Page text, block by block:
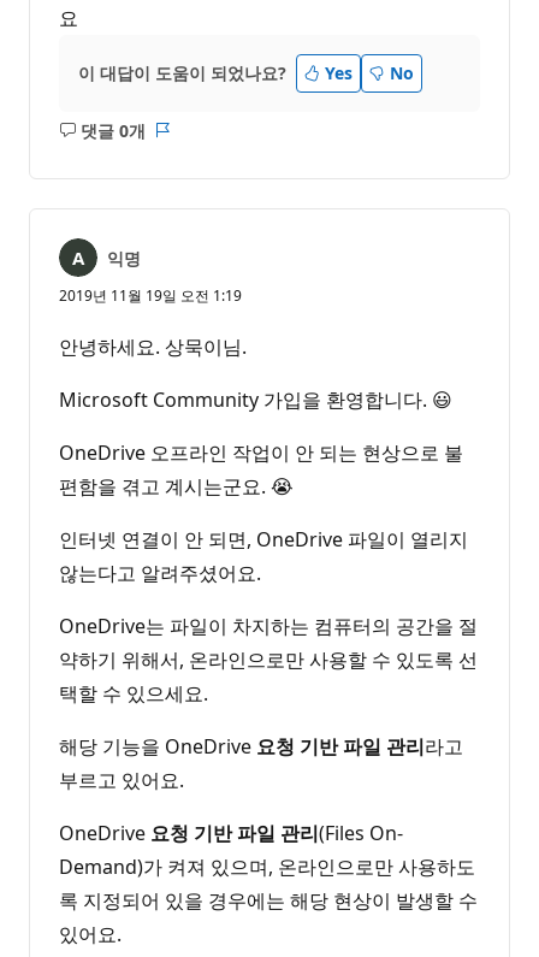
요
이 대답이 도움이 되었나요? Yes No
댓글 0개
설
음
익명
2019년 11월 19일 오전 1:19
안녕하세요. 상묵이님.
Microsoft Community 가입을 환영합니다. 😃
OneDrive 오프라인 작업이 안 되는 현상으로 불
편함을 겪고 계시는군요. 😭
인터넷 연결이 안 되면, OneDrive 파일이 열리지
않는다고 알려주셨어요.
OneDrive는 파일이 차지하는 컴퓨터의 공간을 절
약하기 위해서, 온라인으로만 사용할 수 있도록 선
택할 수 있으세요.
해당 기능을 OneDrive 요청 기반 파일 관리라고
부르고 있어요.
OneDrive 요청 기반 파일 관리(Files On-
Demand)가 켜져 있으며, 온라인으로만 사용하도
록 지정되어 있을 경우에는 해당 현상이 발생할 수
있어요.